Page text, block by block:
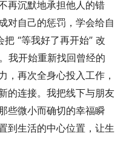
再沉默地承担他人的错
对自己的惩罚，学会给自
“等我好了再开始” 改
我开始重新找回曾经的
，再次全身心投入工作，
的连接。我把线下与朋友
些微小而确切的幸福瞬
到生活的中心位置，让生